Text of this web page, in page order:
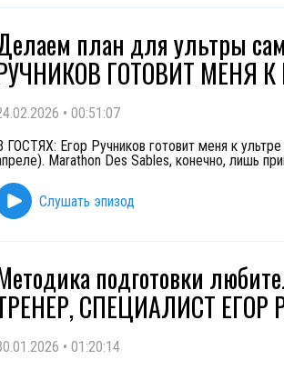
план для ультры
ГОТОВИТ МЕНЯ К
• 00:51:07
ГОСТЯХ: Егор Ручников готовит меня к
Marathon Des Sables, конечно, лишь
Слушать эпизод
подготовки
СПЕЦИАЛИСТ ЕГОР
• 01:20:14